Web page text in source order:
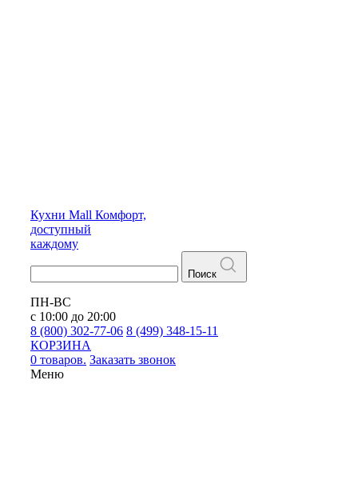
Кухни Mall Комфорт,
доступный
каждому
Поиск
ПН-ВС
с 10:00 до 20:00
8 (800) 302-77-06 8 (499) 348-15-11
КОРЗИНА
0 товаров. Заказать звонок
Меню